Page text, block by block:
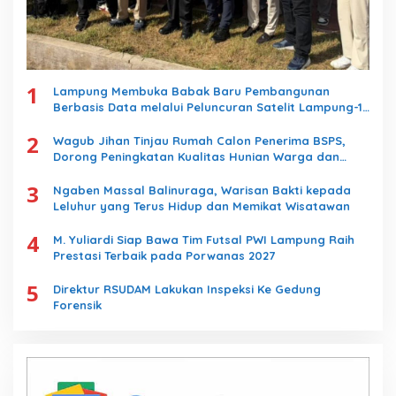
1
Lampung Membuka Babak Baru Pembangunan
Berbasis Data melalui Peluncuran Satelit Lampung-1
2
Wagub Jihan Tinjau Rumah Calon Penerima BSPS,
Dorong Peningkatan Kualitas Hunian Warga dan
3
Ngaben Massal Balinuraga, Warisan Bakti kepada
Leluhur yang Terus Hidup dan Memikat Wisatawan
4
M. Yuliardi Siap Bawa Tim Futsal PWI Lampung Raih
Prestasi Terbaik pada Porwanas 2027
5
Direktur RSUDAM Lakukan Inspeksi Ke Gedung
Forensik